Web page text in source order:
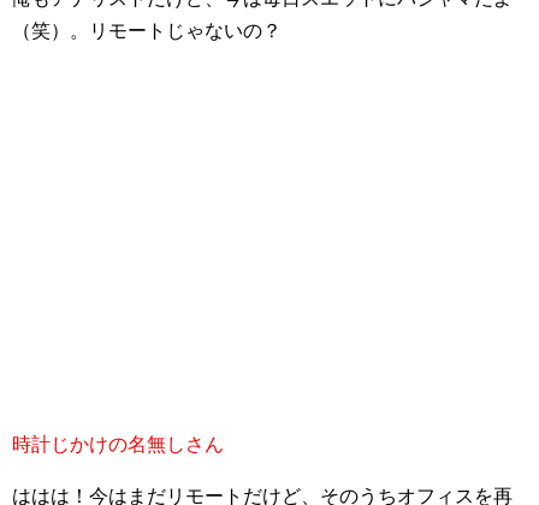
（笑）。リモートじゃないの？
時計じかけの名無しさん
ははは！今はまだリモートだけど、そのうちオフィスを再